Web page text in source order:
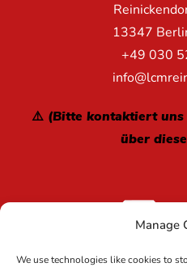
Manage
We use technologies like cookies to
13347
+49 030
⚠️ (Bitte kontaktiert uns
über